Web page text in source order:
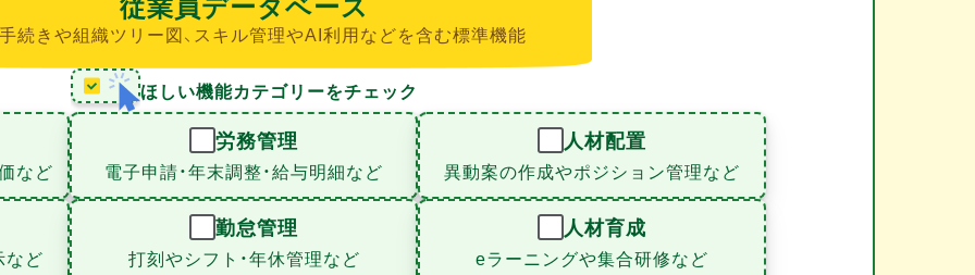
続きや組織ツリー図、スキル管理やAI利用などを含む標準機能
ほしい機能カテゴリーをチェック
など
労務管理
電子申請・年末調整・給与明細など
人材配置
異動案の作成やポジション管理など
など
勤怠管理
打刻やシフト・年休管理など
人材育成
eラーニングや集合研修など